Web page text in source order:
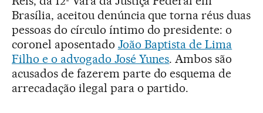
Brasília, aceitou denúncia que torna réus duas
pessoas do círculo íntimo do presidente: o
coronel aposentado João Baptista de Lima
Filho e o advogado José Yunes. Ambos são
acusados de fazerem parte do esquema de
arrecadação ilegal para o partido.